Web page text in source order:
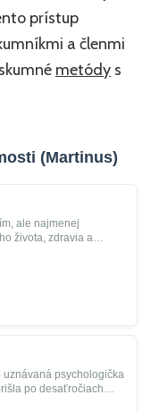
prístup
a členmi
metódy s
(Martinus)
ale najmenej
života, zdravia a
uznávaná psychologička
po desaťročiach